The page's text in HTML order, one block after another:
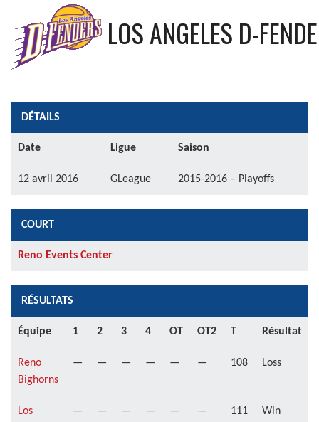
LOS ANGELES D-
DÉTAILS
Date Ligue Saison
12 avril 2016 GLeague 2015-2016 – Playoffs
COURT
Reno Events Center
RÉSULTATS
Équipe 1 2 3 4 OT OT2 T Résultat
Reno
Bighorns
— — — — — — 108 Loss
Los
— — — — — — 111 Win